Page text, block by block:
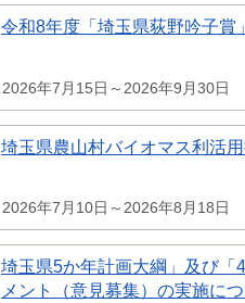
令和8年度「埼玉県荻野吟子賞
2026年7月15日～2026年9月30日
埼玉県農山村バイオマス利活
2026年7月10日～2026年8月18日
埼玉県5か年計画大綱」及び「
メント（意見募集）の実施に